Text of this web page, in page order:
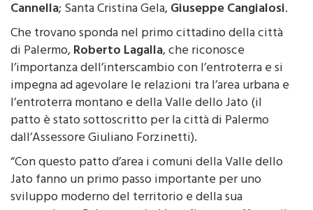
Cannella; Santa Cristina Gela,Giuseppe Cangialosi.
Che trovano sponda nel primo cittadino della città
di Palermo,Roberto Lagalla, che riconosce
l’importanza dell’interscambio con l’entroterra e si
impegna ad agevolare le relazioni tra l’area urbana e
l’entroterra montano e della Valle dello Jato (il
patto è stato sottoscritto per la città di Palermo
dall’Assessore Giuliano Forzinetti).
“Con questo patto d’area i comuni della Valle dello
Jato fanno un primo passo importante per uno
sviluppo moderno del territorio e della sua